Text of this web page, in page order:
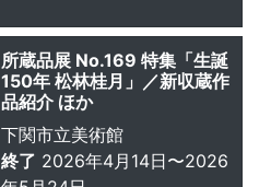
所蔵品展 No.169 特集「生誕
150年 松林桂月」／新収蔵作
品紹介 ほか
下関市立美術館
終了 2026年4月14日〜2026